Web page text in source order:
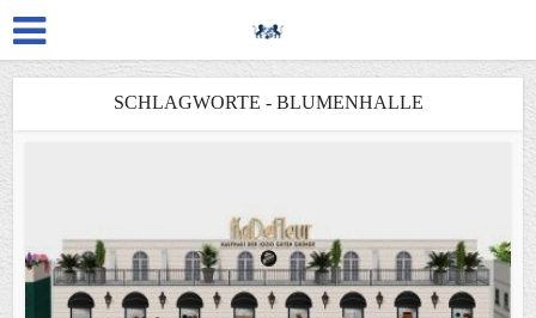
SCHLAGWORTE - BLUMENHALLE